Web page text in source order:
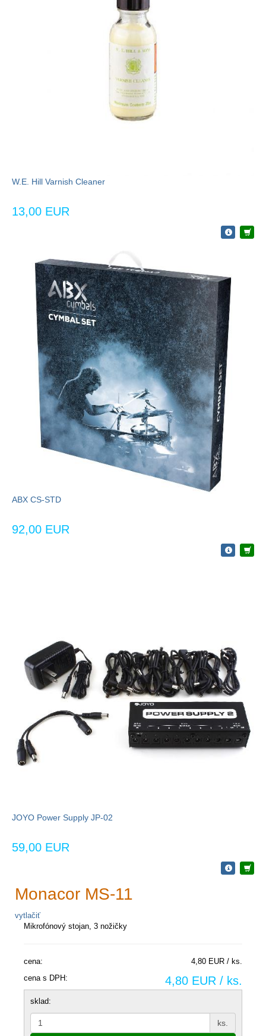
W.E. Hill Varnish Cleaner
13,00 EUR
ABX CS-STD
92,00 EUR
JOYO Power Supply JP-02
59,00 EUR
Monacor MS-11
vytlačiť
Mikrofónový stojan, 3 nožičky
cena:
4,80 EUR / ks.
cena s DPH:
4,80 EUR / ks.
sklad:
ks.